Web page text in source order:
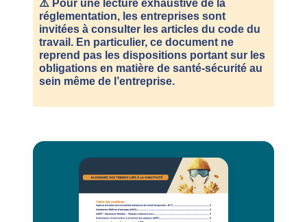
⚠️ Pour une lecture exhaustive de la
réglementation, les entreprises sont
invitées à consulter les articles du code du
travail. En particulier, ce document ne
reprend pas les dispositions portant sur les
obligations en matière de santé-sécurité au
sein même de l’entreprise.